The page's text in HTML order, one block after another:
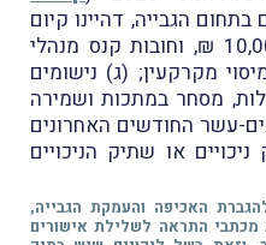
הגבייה, דהיינו קיום
חובות בהרשאה של מעל 10,000 ₪, וחובות קנס מנהלי
מקרקעין; (ג) נישומים
מסחר במתכות ושמירה
עשר החודשים האחרונים
או שתיק הניכויים
האכיפה והעמקת הגבייה,
התראה לשלילת אישורים